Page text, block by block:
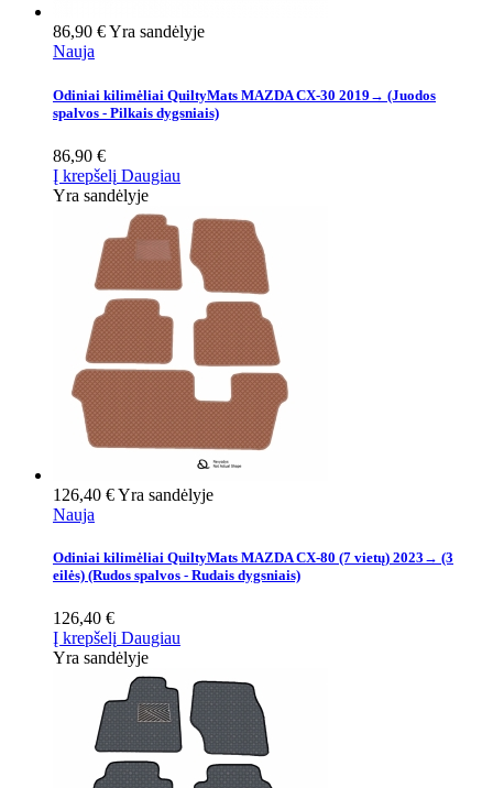
86,90 €Yra sandėlyje
Nauja
Odiniai kilimėliai QuiltyMats MAZDA CX-30 2019→ (Juodos
spalvos - Pilkais dygsniais)
86,90 €
Į krepšelį Daugiau
Yra sandėlyje
126,40 €Yra sandėlyje
Nauja
Odiniai kilimėliai QuiltyMats MAZDA CX-80 (7 vietų) 2023→ (3
eilės) (Rudos spalvos - Rudais dygsniais)
126,40 €
Į krepšelį Daugiau
Yra sandėlyje